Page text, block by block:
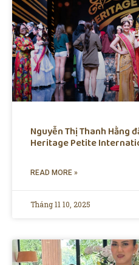
Nguyễn Thị Thanh Hằng
Heritage Petite
READ MORE »
Tháng 11 10, 2025